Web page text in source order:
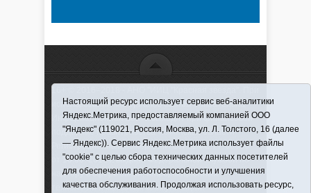
использовании материалов ссылка обязательна
Информационная лента выходит при финансовой
поддержке правительства Тюменской области
Регистрационный номер СМИ ЭЛ № ФС 77-66066
от 10.06. 2016 г. выдано Федеральной службой по
надзору в сфере связи, информационных
технологий и массовых коммуникаций.
Настоящий ресурс использует сервис веб-аналитики
Яндекс.Метрика, предоставляемый компанией ООО
"Яндекс" (119021, Россия, Москва, ул. Л. Толстого, 16 (далее
— Яндекс)). Сервис Яндекс.Метрика использует файлы
"cookie" с целью сбора технических данных посетителей
для обеспечения работоспособности и улучшения
качества обслуживания. Продолжая использовать ресурс,